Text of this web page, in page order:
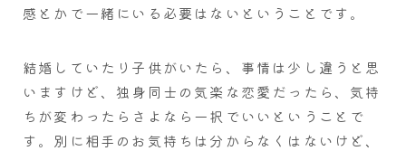
感とかで一緒にいる必要はないということです。
結婚していたり子供がいたら、事情は少し違うと思
いますけど、独身同士の気楽な恋愛だったら、気持
ちが変わったらさよなら一択でいいということで
す。別に相手のお気持ちは分からなくはないけど、